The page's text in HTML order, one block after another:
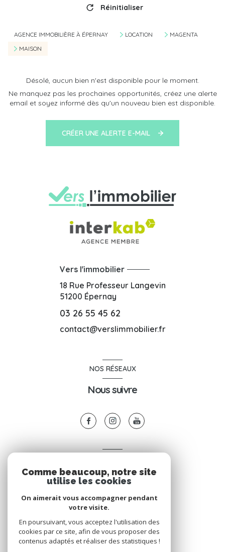
Réinitialiser
AGENCE IMMOBILIÈRE À ÉPERNAY LOCATION
MAGENTA
MAISON
Désolé, aucun bien n'est disponible pour le moment.
Ne manquez pas les prochaines opportunités, créez une alerte
email et soyez informé dès qu'un nouveau bien est disponible.
CRÉER UNE ALERTE E-MAIL
Vers l'immobilier
18 Rue Professeur Langevin
51200 Épernay
03 26 55 45 62
contact@verslimmobilier.fr
NOS RÉSEAUX
Nous suivre
Espace propriétaire
Comme beaucoup, notre site
utilise les cookies
On aimerait vous accompagner pendant
votre visite.
En poursuivant, vous acceptez l'utilisation des
cookies par ce site, afin de vous proposer des
contenus adaptés et réaliser des statistiques !